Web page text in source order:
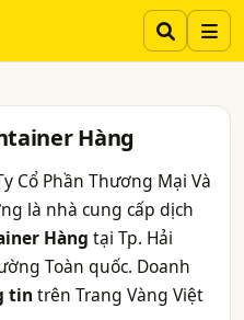
Hàng
Cổ Phần Thương Mại Và
là nhà cung cấp dịch
Hàng tại Tp. Hải
Toàn quốc. Doanh
tin trên Trang Vàng Việt